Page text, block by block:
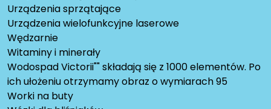
Urządzenia sprzątające
Urządzenia wielofunkcyjne laserowe
Wędzarnie
Witaminy i minerały
Wodospad Victorii"" składają się z 1000 elementów. Po
ich ułożeniu otrzymamy obraz o wymiarach 95
Worki na buty